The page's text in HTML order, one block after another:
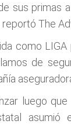
sus primas
The
como
de
luego
asumió